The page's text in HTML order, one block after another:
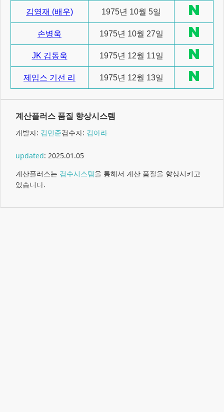
김영재 (배우) 1975년 10월 5일
손병욱 1975년 10월 27일
JK 김동욱 1975년 12월 11일
제임스 기선 리 1975년 12월 13일
계산플러스 품질 향상시스템
개발자: 김민준검수자: 김아라
updated: 2025.01.05
계산플러스는 검수시스템을 통해서 계산 품질을 향상시키고
있습니다.